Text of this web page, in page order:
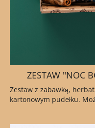
ZESTAW "NOC
Zestaw z zabawką,
kartonowym pudełku.